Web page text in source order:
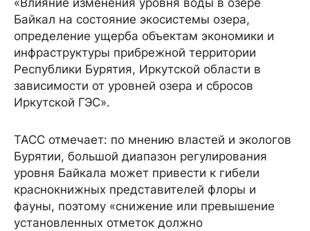
«Влияние изменения уровня воды в озере
Байкал на состояние экосистемы озера,
определение ущерба объектам экономики и
инфраструктуры прибрежной территории
Республики Бурятия, Иркутской области в
зависимости от уровней озера и сбросов
Иркутской ГЭС».
ТАСС отмечает: по мнению властей и экологов
Бурятии, большой диапазон регулирования
уровня Байкала может привести к гибели
краснокнижных представителей флоры и
фауны, поэтому «снижение или превышение
установленных отметок должно